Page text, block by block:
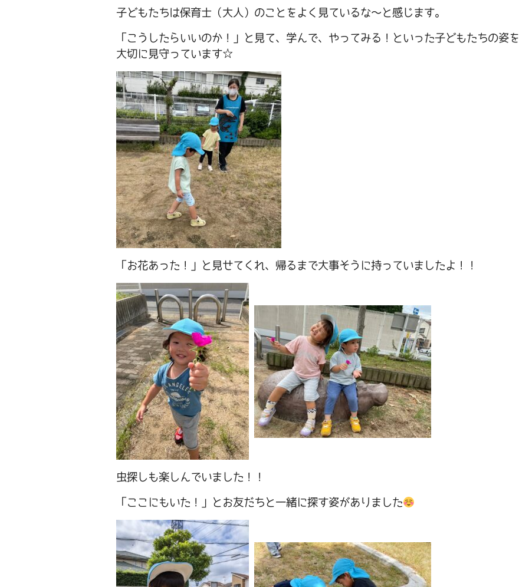
子どもたちは保育士（大人）のことをよく見ているな～と感じます。
「こうしたらいいのか！」と見て、学んで、やってみる！といった子どもたちの姿を
大切に見守っています☆
「お花あった！」と見せてくれ、帰るまで大事そうに持っていましたよ！！
虫探しも楽しんでいました！！
「ここにもいた！」とお友だちと一緒に探す姿がありました